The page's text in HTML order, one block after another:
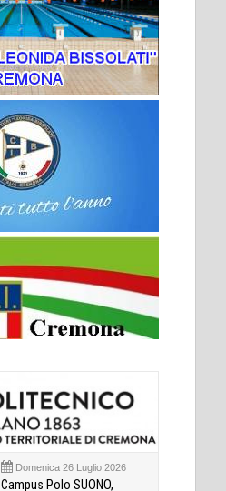
Domenica 26 Luglio 2026
Campus Polo SUONO,